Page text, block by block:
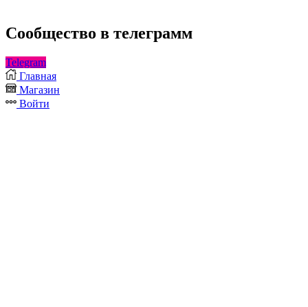
Cообщество в телеграмм
Telegram
Главная
Магазин
Войти